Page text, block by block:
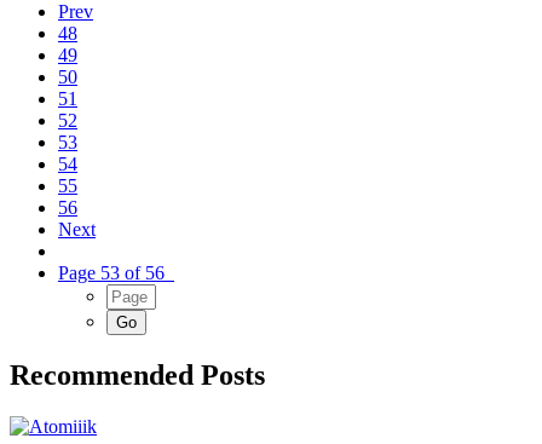
Prev
48
49
50
51
52
53
54
55
56
Next
Page 53 of 56
Recommended Posts